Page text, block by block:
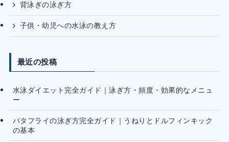
背泳ぎの泳ぎ方
子供・幼児への水泳の教え方
最近の投稿
水泳ダイエット完全ガイド｜泳ぎ方・頻度・効果的なメニュ
ー
バタフライの泳ぎ方完全ガイド｜うねりとドルフィンキック
の基本